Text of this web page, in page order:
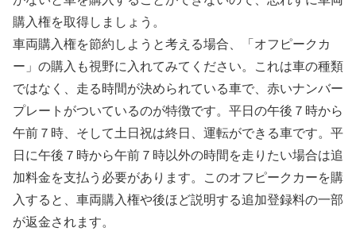
購入権を取得しましょう。
車両購入権を節約しようと考える場合、「オフピークカ
ー」の購入も視野に入れてみてください。これは車の種類
ではなく、走る時間が決められている車で、赤いナンバー
プレートがついているのが特徴です。平日の午後７時から
午前７時、そして土日祝は終日、運転ができる車です。平
日に午後７時から午前７時以外の時間を走りたい場合は追
加料金を支払う必要があります。このオフピークカーを購
入すると、車両購入権や後ほど説明する追加登録料の一部
が返金されます。